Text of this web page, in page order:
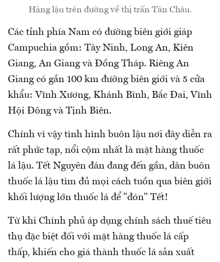
Hàng lậu trên đường về thị trấn Tân Châu.
Các tỉnh phía Nam có đường biên giới giáp
Campuchia gồm: Tây Ninh, Long An, Kiên
Giang, An Giang và Đồng Tháp. Riêng An
Giang có gần 100 km đường biên giới và 5 cửa
khẩu: Vĩnh Xương, Khánh Bình, Bắc Đai, Vĩnh
Hội Đông và Tịnh Biên.
Chính vì vậy tình hình buôn lậu nơi đây diễn ra
rất phức tạp, nổi cộm nhất là mặt hàng thuốc
lá lậu. Tết Nguyên đán đang đến gần, dân buôn
thuốc lá lậu tìm đủ mọi cách tuồn qua biên giới
khối lượng lớn thuốc lá để "đón" Tết!
Từ khi Chính phủ áp dụng chính sách thuế tiêu
thụ đặc biệt đối với mặt hàng thuốc lá cấp
thấp, khiến cho giá thành thuốc lá sản xuất